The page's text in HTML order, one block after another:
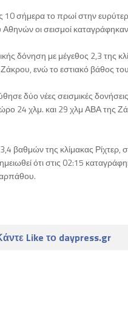
10 σήμερα το πρωί στην
οι σεισμοί
δόνηση με μέγεθος 2,3 της
ενώ το εστιακό βάθος
δύο νέες σεισμικές
24 χλμ. και 29 χλμ ΑΒΑ της
βαθμών της κλίμακας Ρίχτερ,
ότι στις 02:15
Like το daypress.gr